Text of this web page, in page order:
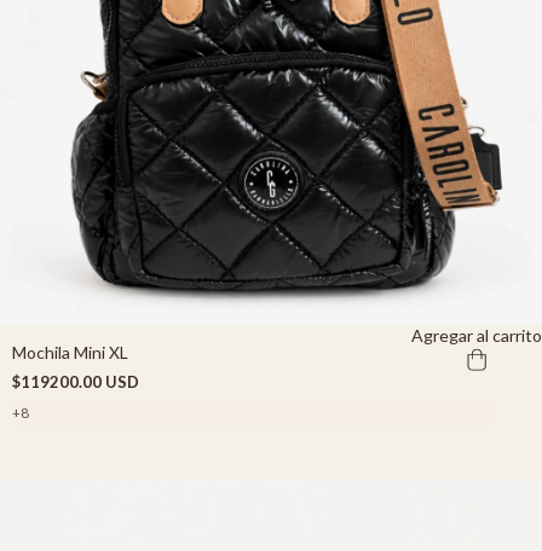
Mochila Mini XL
$119200.00 USD
+8
Agregar al carrito